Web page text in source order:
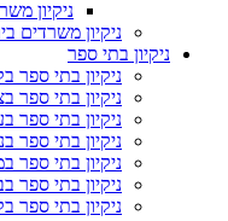
ניקיון
ניקיון משרדים
ניקיון בתי ספר
ניקיון בתי ספר
ניקיון בתי ספר
ניקיון בתי ספר
ניקיון בתי ספר
ניקיון בתי ספר
ניקיון בתי ספר
ניקיון בתי ספר